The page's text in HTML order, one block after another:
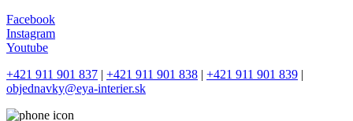
Facebook
Instagram
Youtube
+421 911 901 837 | +421 911 901 838 | +421 911 901 839 |
objednavky@eya-interier.sk